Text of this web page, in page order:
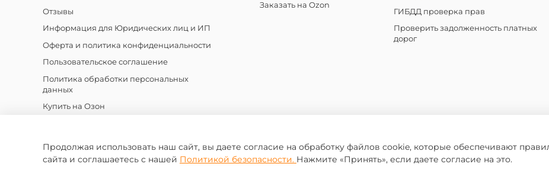
Отзывы
Информация для Юридических лиц и ИП
Оферта и политика конфиденциальности
Пользовательское соглашение
Политика обработки персональных
данных
Купить на Озон
Заказать на Ozon
ГИБДД проверка прав
Проверить задолженность платных
дорог
Продолжая использовать наш сайт, вы даете согласие на обработку файлов cookie, которые обеспечивают
сайта и соглашаетесь с нашей Политикой безопасности. Нажмите «Принять», если даете согласие на это.